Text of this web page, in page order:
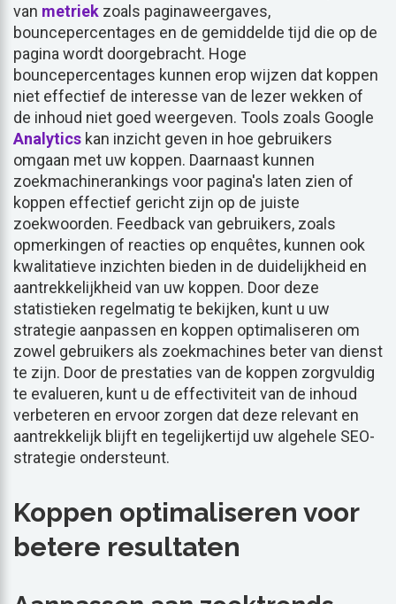
van metriek zoals paginaweergaves,
bouncepercentages en de gemiddelde tijd die op de
pagina wordt doorgebracht. Hoge
bouncepercentages kunnen erop wijzen dat koppen
niet effectief de interesse van de lezer wekken of
de inhoud niet goed weergeven. Tools zoals Google
Analytics kan inzicht geven in hoe gebruikers
omgaan met uw koppen. Daarnaast kunnen
zoekmachinerankings voor pagina's laten zien of
koppen effectief gericht zijn op de juiste
zoekwoorden. Feedback van gebruikers, zoals
opmerkingen of reacties op enquêtes, kunnen ook
kwalitatieve inzichten bieden in de duidelijkheid en
aantrekkelijkheid van uw koppen. Door deze
statistieken regelmatig te bekijken, kunt u uw
strategie aanpassen en koppen optimaliseren om
zowel gebruikers als zoekmachines beter van dienst
te zijn. Door de prestaties van de koppen zorgvuldig
te evalueren, kunt u de effectiviteit van de inhoud
verbeteren en ervoor zorgen dat deze relevant en
aantrekkelijk blijft en tegelijkertijd uw algehele SEO-
strategie ondersteunt.
Koppen optimaliseren voor
betere resultaten